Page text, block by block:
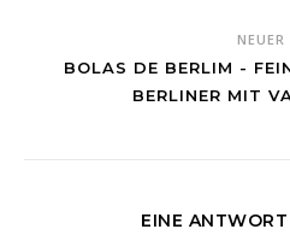
NEUER
BOLAS DE BERLIM -
BERLINER MIT
EINE ANTWORT